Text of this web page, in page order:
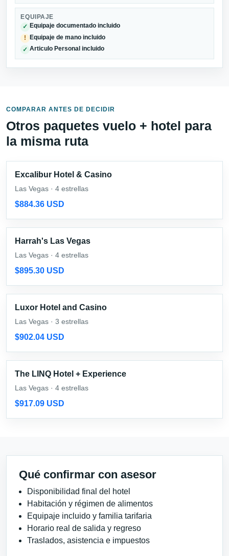
EQUIPAJE
✓ Equipaje documentado incluido
! Equipaje de mano incluido
✓ Articulo Personal incluido
COMPARAR ANTES DE DECIDIR
Otros paquetes vuelo + hotel para
la misma ruta
Excalibur Hotel & Casino
Las Vegas · 4 estrellas
$884.36 USD
Harrah's Las Vegas
Las Vegas · 4 estrellas
$895.30 USD
Luxor Hotel and Casino
Las Vegas · 3 estrellas
$902.04 USD
The LINQ Hotel + Experience
Las Vegas · 4 estrellas
$917.09 USD
Qué confirmar con asesor
Disponibilidad final del hotel
Habitación y régimen de alimentos
Equipaje incluido y familia tarifaria
Horario real de salida y regreso
Traslados, asistencia e impuestos